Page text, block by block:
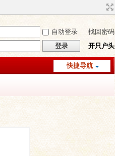
自动登录
找回密码
登录 开只户头
快捷导航